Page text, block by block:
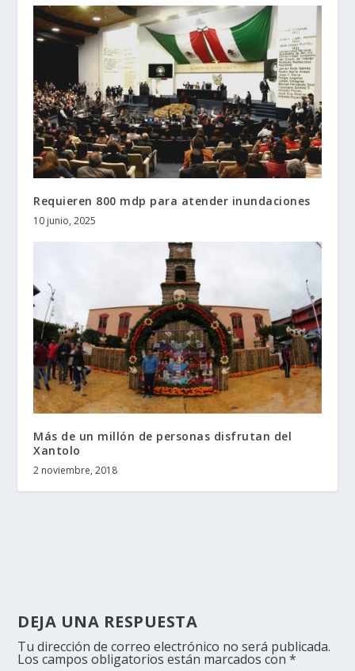
Requieren 800 mdp para atender inundaciones
10 junio, 2025
Más de un millón de personas disfrutan del
Xantolo
2 noviembre, 2018
DEJA UNA RESPUESTA
Tu dirección de correo electrónico no será publicada.
Los campos obligatorios están marcados con*